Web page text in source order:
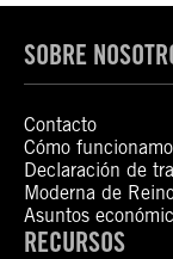
SOBRE
Contacto
Cómo
Declaración de
Moderna de
Asuntos
RECURSOS